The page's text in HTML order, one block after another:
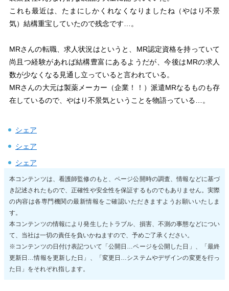
これも最近は、たまにしかくれなくなりましたね（やはり不景
気）結構重宝していたので残念です…。
MRさんの転職、求人状況はというと、MR認定資格を持っていて
尚且つ経験があれば結構豊富にあるようだが、今後はMRの求人
数が少なくなる見通し立っていると言われている。
MRさんの大元は製薬メーカー（企業！！）派遣MRなるものも存
在しているので、やはり不景気ということを物語っている…。
シェア
シェア
シェア
本コンテンツは、看護師監修のもと、ページ公開時の調査、情報などに基づ
き記述されたもので、正確性や安全性を保証するものでもありません。実際
の内容は各専門機関の最新情報をご確認いただきますようお願いいたしま
す。
本コンテンツの情報により発生したトラブル、損害、不測の事態などについ
て、当社は一切の責任を負いかねますので、予めご了承ください。
※コンテンツの日付け表記ついて「公開日…ページを公開した日」、「最終
更新日…情報を更新した日」、「変更日…システムやデザインの変更を行っ
た日」をそれぞれ指します。